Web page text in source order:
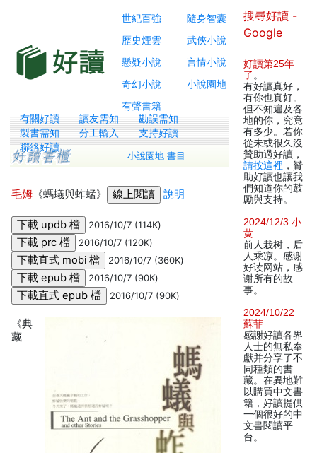
世紀百強
隨身智囊
歷史煙雲
武俠小說
懸疑小說
言情小說
奇幻小說
小說園地
有聲書籍
有關好讀 讀友需知
勘誤需知
製書需知
分工輸入
支持好讀
聯絡好讀
小說園地 書目
毛姆 《螞蟻與蚱蜢》 說明
2016/10/7 (114K)
2016/10/7 (120K)
2016/10/7 (360K)
2016/10/7 (90K)
2016/10/7 (90K)
《典
藏
搜尋好讀 -
Google
好讀第25年
了 。
有好讀真好，
有你也真好。
但不知遍及各
地的你，究竟
有多少。若你
從未或很久沒
贊助過好讀，
請按這裡 ，贊
助好讀也讓我
們知道你的鼓
勵與支持。
2024/12/3 小
黄
前人栽树，后
人乘凉。感谢
好读网站，感
谢所有的故
事。
2024/10/22
蘇菲
感謝好讀各界
人士的無私奉
獻并分享了不
同種類的書
藏。在異地難
以購買中文書
籍，好讀提供
一個很好的中
文書閱讀平
台。